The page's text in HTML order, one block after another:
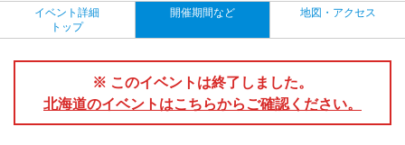
イベント詳細
トップ
開催期間など 地図・アクセス
※ このイベントは終了しました。
北海道のイベントはこちらからご確認ください。